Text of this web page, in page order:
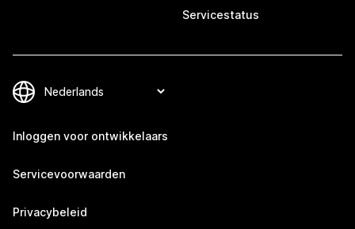
Servicestatus
Inloggen voor ontwikkelaars
Servicevoorwaarden
Privacybeleid